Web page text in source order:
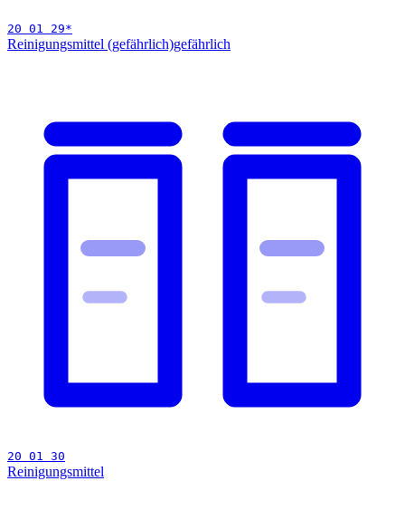
20 01 29*
Reinigungsmittel (gefährlich)gefährlich
20 01 30
Reinigungsmittel